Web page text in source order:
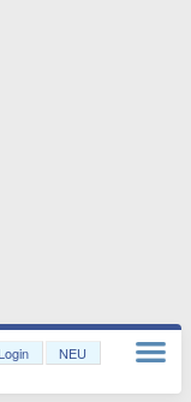
Login NEU